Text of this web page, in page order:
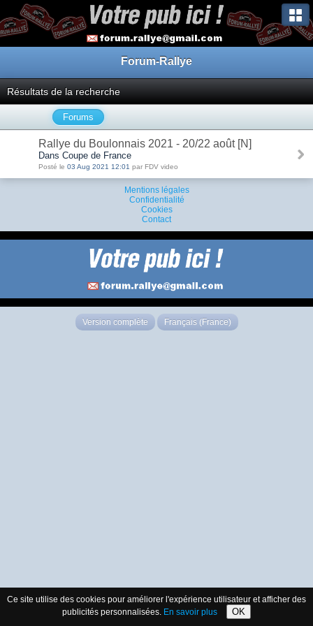
Forum-Rallye
Résultats de la recherche
Forums
Rallye du Boulonnais 2021 - 20/22 août [N]
Dans Coupe de France
Posté le 03 Aug 2021 12:01 par FDV video
Mentions légales
Confidentialité
Cookies
Contact
Version complète Français (France)
Ce site utilise des cookies pour améliorer l'expérience utilisateur et afficher des
publicités personnalisées. En savoir plus OK